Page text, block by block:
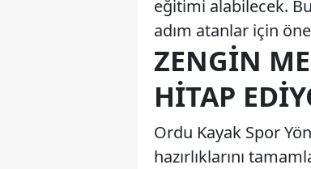
eğitimi alabilecek.
adım atanlar için
ZENGIN
HITAP
Ordu Kayak Spor
hazırlıklarını